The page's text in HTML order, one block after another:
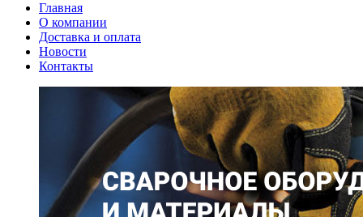
Главная
О компании
Доставка и оплата
Новости
Контакты